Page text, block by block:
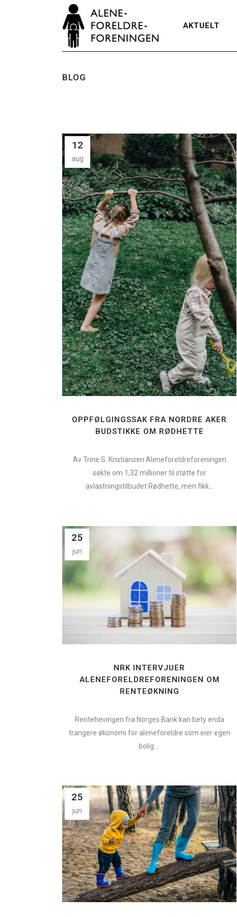
AKTUELT
BLOG
12
aug
OPPFØLGINGSSAK FRA NORDRE AKER
BUDSTIKKE OM RØDHETTE
Av Trine S. Kristiansen Aleneforeldreforeningen
søkte om 1,32 millioner til støtte for
avlastningstilbudet Rødhette, men fikk...
25
jun
NRK INTERVJUER
ALENEFORELDREFORENINGEN OM
RENTEØKNING
Rentehevingen fra Norges Bank kan bety enda
trangere økonomi for aleneforeldre som eier egen
bolig....
25
jun